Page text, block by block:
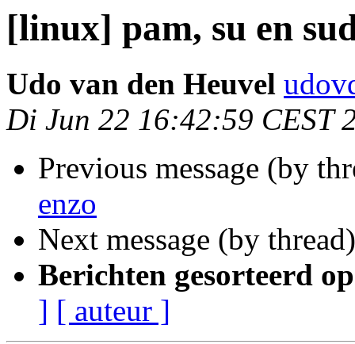
[linux] pam, su en
Udo van den Heuvel
Di Jun 22 16:42:59 CEST
Previous message (by
enzo
Next message (by
Berichten gesorteerd
] [ auteur ]